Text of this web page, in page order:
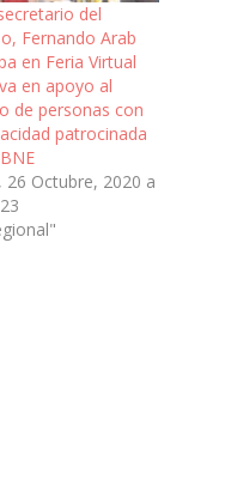
del
Fernando Arab
en Feria Virtual
en apoyo al
de personas con
patrocinada
26 Octubre, 2020 a